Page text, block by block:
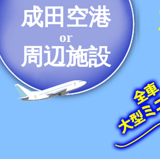
成田空港
or
周辺施設